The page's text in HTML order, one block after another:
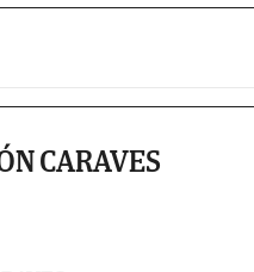
CARAVES